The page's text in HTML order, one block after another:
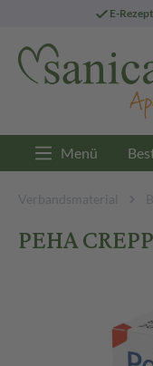
E-
Menü
Verbandsmaterial
PEHA